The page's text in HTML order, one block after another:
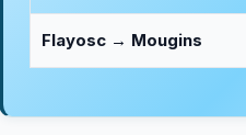
Flayosc → Mougins